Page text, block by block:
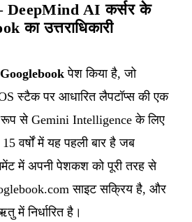
DeepMind AI कर्सर के
का उत्तराधिकारी
Googlebook पेश किया है, जो
स्टैक पर आधारित लैपटॉप्स की एक
से Gemini Intelligence के लिए
वर्षों में यह पहली बार है जब
में अपनी पेशकश को पूरी तरह से
साइट सक्रिय है, और
में निर्धारित है।